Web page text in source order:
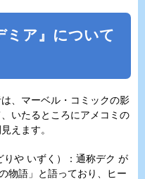
ミア』について
、マーベル・コミックの影
いたるところにアメコミの
えます。
や いずく）：通称デク が
物語」と語っており、ヒー